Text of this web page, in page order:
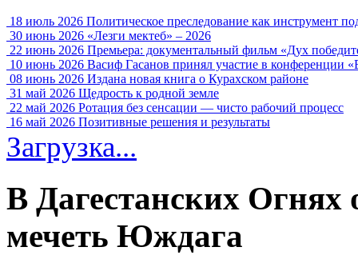
18 июль 2026 Политическое преследование как инструмент
30 июнь 2026 «Лезги мектеб» – 2026
22 июнь 2026 Премьера: документальный фильм «Дух
10 июнь 2026 Васиф Гасанов принял участие в конференции
08 июнь 2026 Издана новая книга о Курахском районе
31 май 2026 Щедрость к родной земле
22 май 2026 Ротация без сенсации — чисто рабочий процесс
16 май 2026 Позитивные решения и результаты
Загрузка...
В Дагестанских
мечеть Юждага